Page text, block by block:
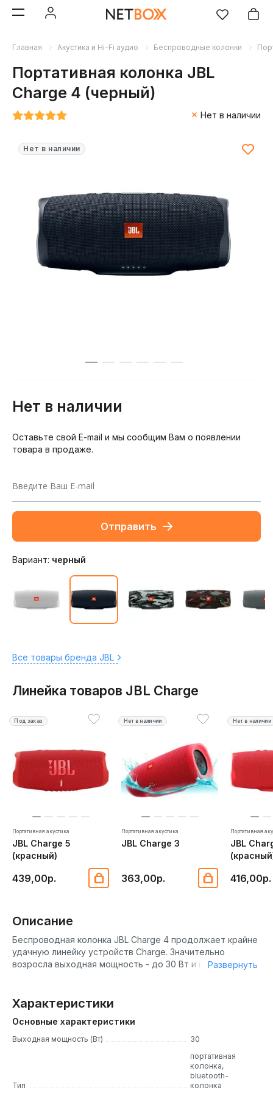
Главная Акустика и Hi-Fi аудио Беспроводные колонки
Портативная колонка JBL
Charge 4 (черный)
Нет в наличии
Нет в наличии
Нет в наличии
Оставьте свой E-mail и мы сообщим Вам о появлении
товара в продаже.
Отправить
Вариант: черный
Все товары бренда JBL
Линейка товаров JBL Charge
Под заказ
Портативная акустика
JBL Charge 5
(красный)
439,00р.
Нет в наличии
Портативная акустика
JBL Charge 3
363,00р.
Нет в наличии
Портативная
JBL
416,00р.
Описание
Беспроводная колонка JBL Charge 4 продолжает крайне
удачную линейку устройств Charge. Значительно
возросла выходная мощность - до 30 Вт и полностью
размером 5х9 см, способный одинаково хорошо играть
как низкие, так и высокие частоты. Также используются
2 пассивных излучателя для большей выразительности
низких частот.
Хотите наслаждаться громкой музыкой возле водоёма
или бассейна, а может быть взять колонку в длительное
Развернуть
Характеристики
Основные характеристики
Выходная мощность (Вт) 30
Тип
портативная
колонка,
bluetooth-
колонка